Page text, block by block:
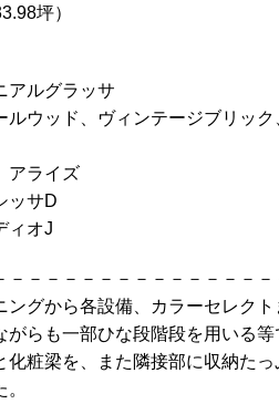
坪）
ルグラッサ
ウッド、ヴィンテージブリック
ライズ
ッサD
ィオJ
－－－－－－－－－－－－－－
グから各設備、カラーセレク
らも一部ひな段階段を用いる等
粧梁を、また隣接部に収納たっ